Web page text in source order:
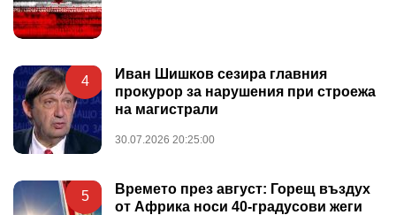
4
Иван Шишков сезира главния
прокурор за нарушения при строежа
на магистрали
30.07.2026 20:25:00
5
Времето през август: Горещ въздух
от Африка носи 40-градусови жеги